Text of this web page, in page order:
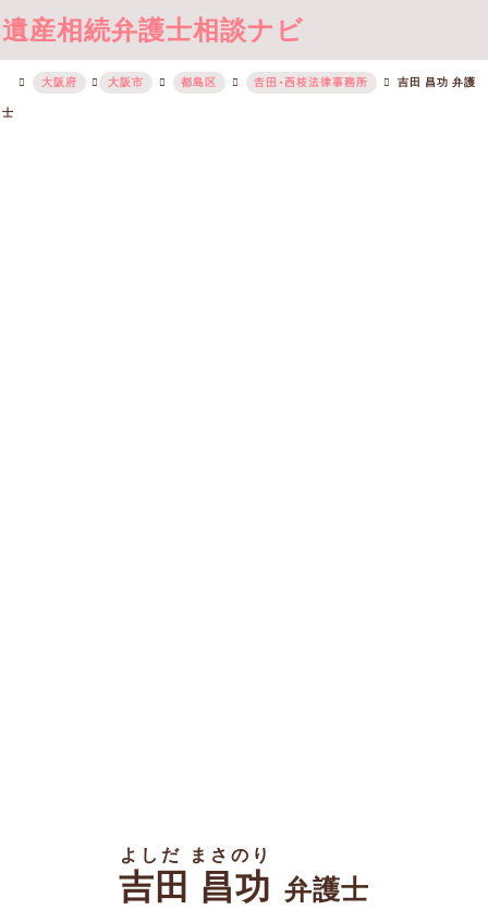
遺産相続弁護士相談ナビ
大阪府 大阪市 都島区 𠮷田・西枝法律事務所 吉田 昌功 弁護
士
吉田 昌功
よしだ まさのり
弁護士